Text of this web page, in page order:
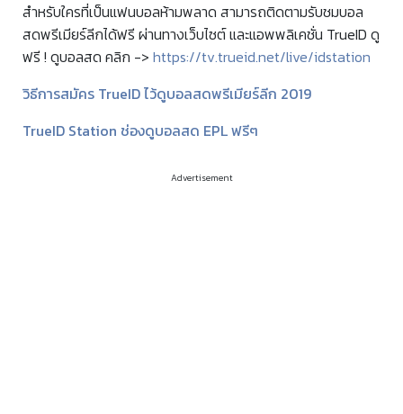
สำหรับใครที่เป็นแฟนบอลห้ามพลาด สามารถติดตามรับชมบอล
สดพรีเมียร์ลีกได้ฟรี ผ่านทางเว็บไซต์ และแอพพลิเคชั่น TrueID ดู
ฟรี ! ดูบอลสด คลิก -> https://tv.trueid.net/live/idstation
วิธีการสมัคร TrueID ไว้ดูบอลสดพรีเมียร์ลีก 2019
TrueID Station ช่องดูบอลสด EPL ฟรีๆ
Advertisement